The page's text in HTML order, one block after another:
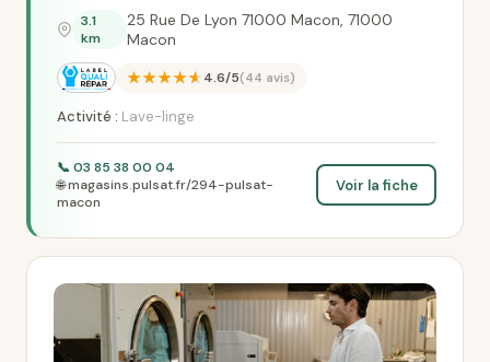
3.1
km
25 Rue De Lyon 71000 Macon, 71000
Macon
★★★★★4.6/5(44 avis)
Activité : Lave-linge
📞 03 85 38 00 04
🌐 magasins.pulsat.fr/294-pulsat-
macon
Voir la fiche